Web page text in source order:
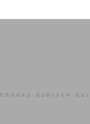
Chcesz dobrych